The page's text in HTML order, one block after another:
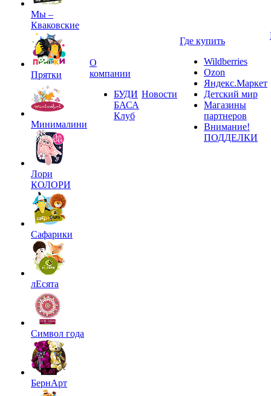
Мы –
Кваковские
Прятки
Минималини
Лори
КОЛОРИ
Сафарики
лЕсята
Символ года
БернАрт
О
компании
БУДИ
БАСА
Клуб
Новости
Где купить
Wildberries
Ozon
Яндекс.Маркет
Детский мир
Магазины
партнеров
Внимание!
ПОДДЕЛКИ